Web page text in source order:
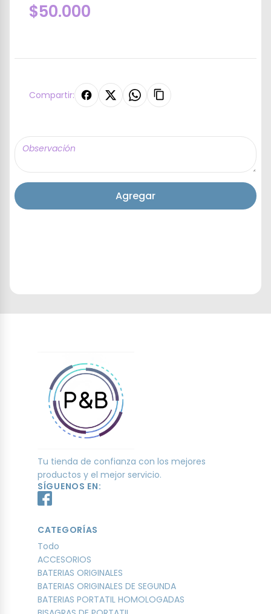
$50.000
Compartir:
Agregar
Tu tienda de confianza con los mejores
productos y el mejor servicio.
SÍGUENOS EN:
CATEGORÍAS
Todo
ACCESORIOS
BATERIAS ORIGINALES
BATERIAS ORIGINALES DE SEGUNDA
BATERIAS PORTATIL HOMOLOGADAS